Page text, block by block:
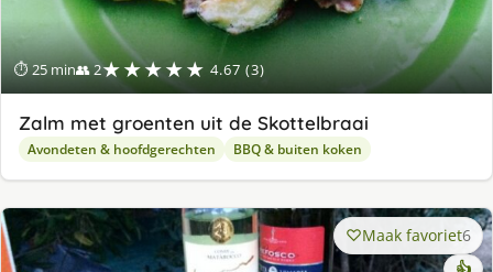
⏱ 25 min👥 2★★★★★ 4.67 (3)
Zalm met groenten uit de Skottelbraai
Avondeten & hoofdgerechten BBQ & buiten koken
Maak favoriet6